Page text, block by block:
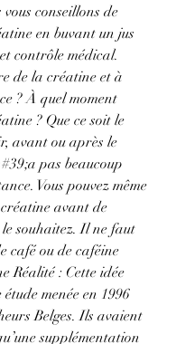
conseillons de
en buvant un jus
contrôle médical.
de la créatine et à
? À quel moment
? Que ce soit le
avant ou après le
pas beaucoup
Vous pouvez même
avant de
souhaitez. Il ne faut
café ou de caféine
Réalité : Cette idée
menée en 1996
Belges. Ils avaient
supplémentation